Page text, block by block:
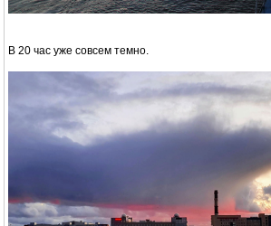
В 20 час уже совсем темно.